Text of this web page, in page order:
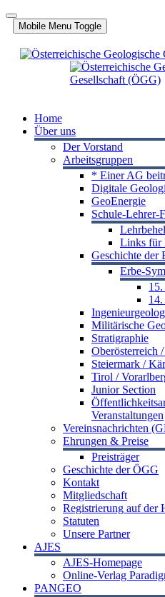
Mobile Menu Toggle
Home
Über uns
Der Vorstand
Arbeitsgruppen
* Einer AG
Digitale
GeoEnergie
Schule-Lehrer-
Links für
Geschichte der
Erbe-
Militärische
Stratigraphie
Oberösterreich
Steiermark /
Tirol /
Junior Section
Veranstaltungen
Vereinsnachrichten
Ehrungen & Preise
Preisträger
Geschichte der ÖGG
Kontakt
Mitgliedschaft
Registrierung auf der
Statuten
Unsere Partner
AJES
AJES-Homepage
Online-Verlag
PANGEO